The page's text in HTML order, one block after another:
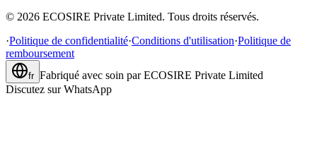
© 2026 ECOSIRE Private Limited. Tous droits réservés.
·Politique de confidentialité·Conditions d'utilisation·Politique de
remboursement
fr Fabriqué avec soin par ECOSIRE Private Limited
Discutez sur WhatsApp